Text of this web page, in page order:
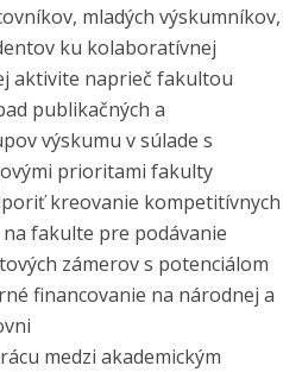
mladých výskumníkov,
ku kolaboratívnej
aktivite naprieč fakultou
publikačných a
výskumu v súlade s
prioritami fakulty
kreovanie kompetitívnych
fakulte pre podávanie
zámerov s potenciálom
financovanie na národnej a
medzi akademickým